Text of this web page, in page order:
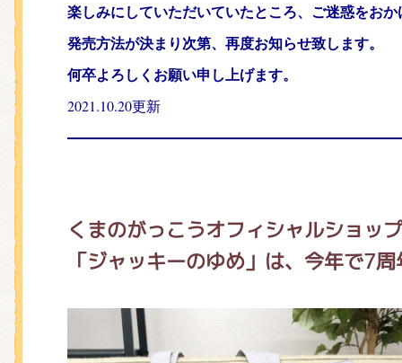
楽しみにしていただいていたところ、ご迷惑をお
発売方法が決まり次第、再度お知らせ致します。
何卒よろしくお願い申し上げます。
2021.10.20更新
くまのがっこうオフィシャルショップ
「ジャッキーのゆめ」は、 今年で7